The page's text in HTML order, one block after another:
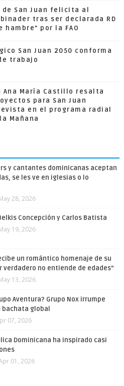
de San Juan felicita al
tras ser declarada RD
hambre" por la FAO
San Juan 2050 conforma
trabajo
Ana María Castillo resalta
para San Juan
en el programa radial
Mañana
y cantantes dominicanas aceptan
se les ve en iglesias o lo
28, 2026
Concepción y Carlos Batista
19, 2026
un romántico homenaje de su
verdadero no entiende de edades”
13, 2026
Aventura? Grupo Nox irrumpe
global
07, 2026
Dominicana ha inspirado casi
01, 2026